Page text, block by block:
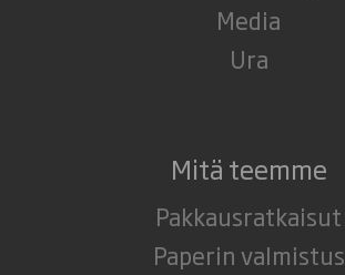
Media
Ura
Mitä teemme
Pakkausratkaisut
Paperin valmistus